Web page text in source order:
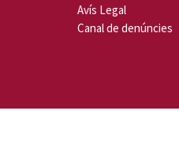
Avís Legal
Canal de denúncies